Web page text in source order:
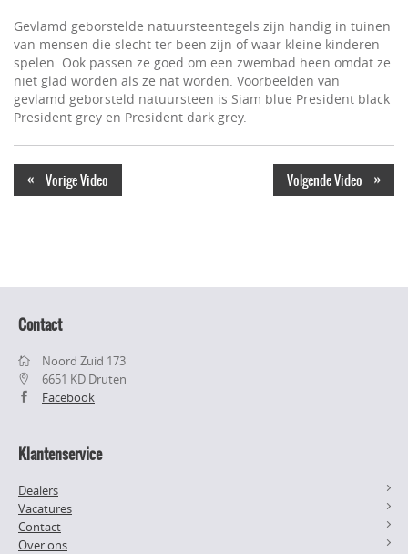
Gevlamd geborstelde natuursteentegels zijn handig in tuinen
van mensen die slecht ter been zijn of waar kleine kinderen
spelen. Ook passen ze goed om een zwembad heen omdat ze
niet glad worden als ze nat worden. Voorbeelden van
gevlamd geborsteld natuursteen is Siam blue President black
President grey en President dark grey.
Volgende Video »
« Vorige Video
Contact
Noord Zuid 173
6651 KD Druten
Facebook
Klantenservice
Dealers
Vacatures
Contact
Over ons